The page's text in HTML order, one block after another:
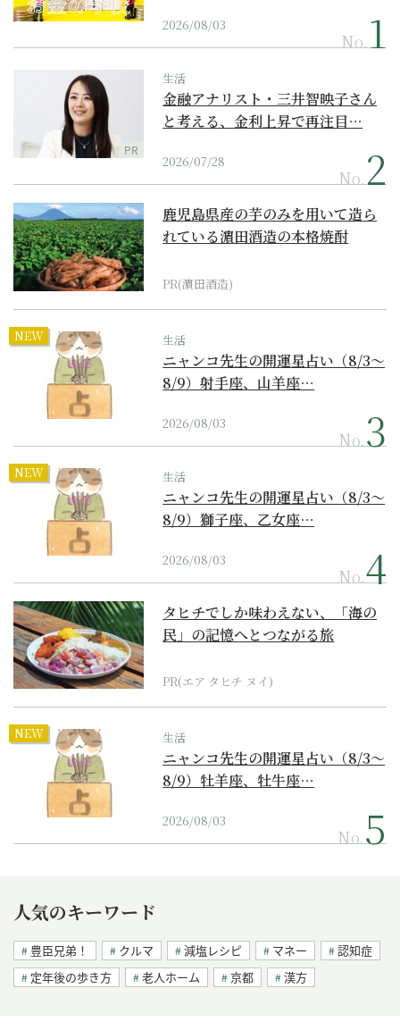
2026/08/03
No.
PR
生活
金融アナリスト・三井智映子さん
と考える、金利上昇で再注目…
2026/07/28
No.
鹿児島県産の芋のみを用いて造ら
れている濵田酒造の本格焼酎
PR(濵田酒造)
NEW 生活
ニャンコ先生の開運星占い（8/3～
8/9）射手座、山羊座…
2026/08/03
No.
NEW 生活
ニャンコ先生の開運星占い（8/3～
8/9）獅子座、乙女座…
2026/08/03
No.
タヒチでしか味わえない、「海の
民」の記憶へとつながる旅
PR(エア タヒチ ヌイ)
NEW 生活
ニャンコ先生の開運星占い（8/3～
8/9）牡羊座、牡牛座…
2026/08/03
No.
人気のキーワード
豊臣兄弟！ クルマ 減塩レシピ マネー
認知症
定年後の歩き方
老人ホーム 京都 漢方